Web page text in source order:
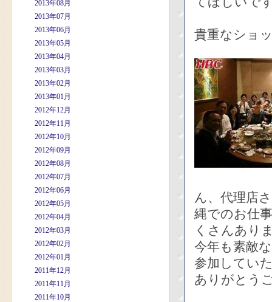
2013年08月
2013年07月
2013年06月
2013年05月
2013年04月
2013年03月
2013年02月
2013年01月
2012年12月
2012年11月
2012年10月
2012年09月
2012年08月
2012年07月
2012年06月
2012年05月
2012年04月
2012年03月
2012年02月
2012年01月
2011年12月
2011年11月
2011年10月
貴重なショ
ん、代理店
縄でのお仕
くさんあり
今年も素敵
参加してい
ありがとう